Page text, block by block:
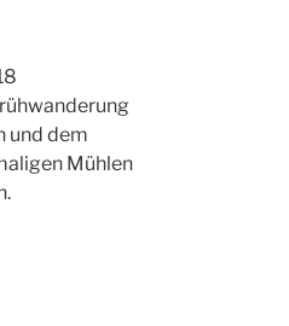
und dem
Mühlen